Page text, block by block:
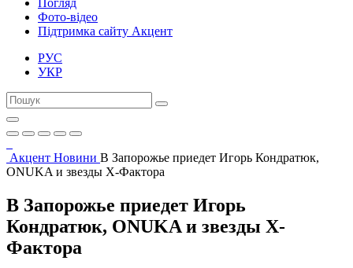
Погляд
Фото-відео
Підтримка сайту Акцент
РУС
УКР
Акцент Новини В Запорожье приедет Игорь Кондратюк,
ONUKA и звезды Х-Фактора
В Запорожье приедет Игорь
Кондратюк, ONUKA и звезды Х-
Фактора